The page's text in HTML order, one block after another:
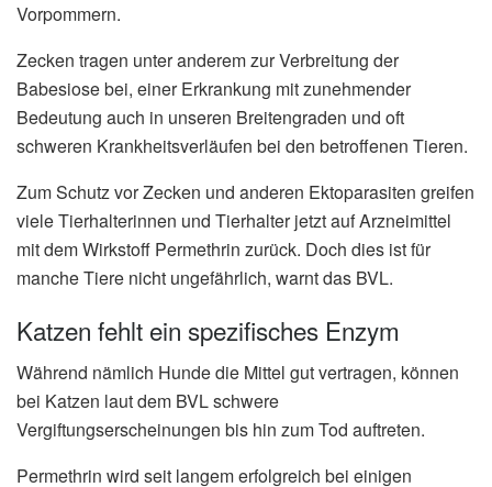
Vorpommern.
Zecken tragen unter anderem zur Verbreitung der
Babesiose bei, einer Erkrankung mit zunehmender
Bedeutung auch in unseren Breitengraden und oft
schweren Krankheitsverläufen bei den betroffenen Tieren.
Zum Schutz vor Zecken und anderen Ektoparasiten greifen
viele Tierhalterinnen und Tierhalter jetzt auf Arzneimittel
mit dem Wirkstoff Permethrin zurück. Doch dies ist für
manche Tiere nicht ungefährlich, warnt das BVL.
Katzen fehlt ein spezifisches Enzym
Während nämlich Hunde die Mittel gut vertragen, können
bei Katzen laut dem BVL schwere
Vergiftungserscheinungen bis hin zum Tod auftreten.
Permethrin wird seit langem erfolgreich bei einigen